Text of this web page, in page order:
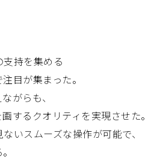
持を集める
目が集まった。
がらも、
するクオリティを実現させた。
いスムーズな操作が可能で、